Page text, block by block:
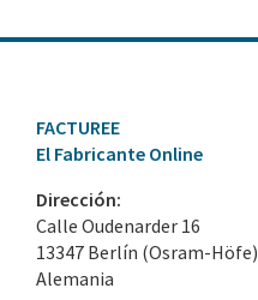
FACTUREE
El Fabricante Online
Dirección:
Calle Oudenarder 16
13347 Berlín (Osram-Höfe)
Alemania